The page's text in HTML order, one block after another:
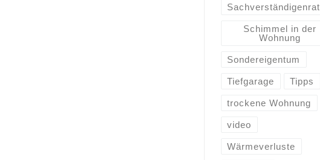
Sachverständigenrat
Schimmel in der
Wohnung
Sondereigentum
Tiefgarage Tipps
trockene Wohnung
video
Wärmeverluste